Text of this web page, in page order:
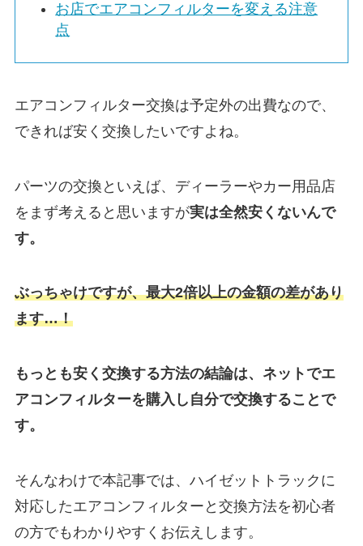
お店でエアコンフィルターを変える注意
点
エアコンフィルター交換は予定外の出費なので、
できれば安く交換したいですよね。
パーツの交換といえば、ディーラーやカー用品店
をまず考えると思いますが実は全然安くないんで
す。
ぶっちゃけですが、最大2倍以上の金額の差があり
ます…！
もっとも安く交換する方法の結論は、ネットでエ
アコンフィルターを購入し自分で交換することで
す。
そんなわけで本記事では、ハイゼットトラックに
対応したエアコンフィルターと交換方法を初心者
の方でもわかりやすくお伝えします。